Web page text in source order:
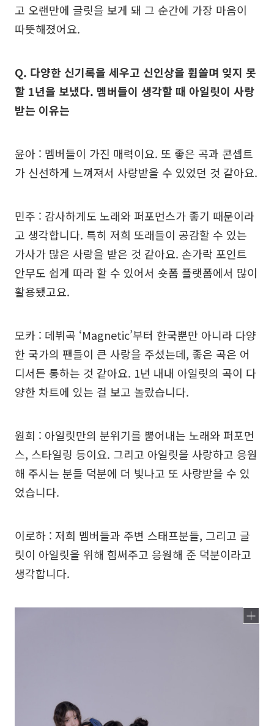
고 오랜만에 글릿을 보게 돼 그 순간에 가장 마음이
따뜻해졌어요.
Q. 다양한 신기록을 세우고 신인상을 휩쓸며 잊지 못
할 1년을 보냈다. 멤버들이 생각할 때 아일릿이 사랑
받는 이유는
윤아 : 멤버들이 가진 매력이요. 또 좋은 곡과 콘셉트
가 신선하게 느껴져서 사랑받을 수 있었던 것 같아요.
민주 : 감사하게도 노래와 퍼포먼스가 좋기 때문이라
고 생각합니다. 특히 저희 또래들이 공감할 수 있는
가사가 많은 사랑을 받은 것 같아요. 손가락 포인트
안무도 쉽게 따라 할 수 있어서 숏폼 플랫폼에서 많이
활용됐고요.
모카 : 데뷔곡 ‘Magnetic’부터 한국뿐만 아니라 다양
한 국가의 팬들이 큰 사랑을 주셨는데, 좋은 곡은 어
디서든 통하는 것 같아요. 1년 내내 아일릿의 곡이 다
양한 차트에 있는 걸 보고 놀랐습니다.
원희 : 아일릿만의 분위기를 뿜어내는 노래와 퍼포먼
스, 스타일링 등이요. 그리고 아일릿을 사랑하고 응원
해 주시는 분들 덕분에 더 빛나고 또 사랑받을 수 있
었습니다.
이로하 : 저희 멤버들과 주변 스태프분들, 그리고 글
릿이 아일릿을 위해 힘써주고 응원해 준 덕분이라고
생각합니다.